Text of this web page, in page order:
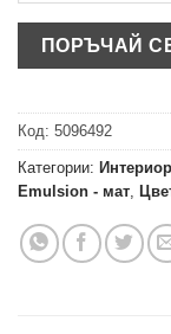
Код: 5096492
Категории:
Emulsion - мат